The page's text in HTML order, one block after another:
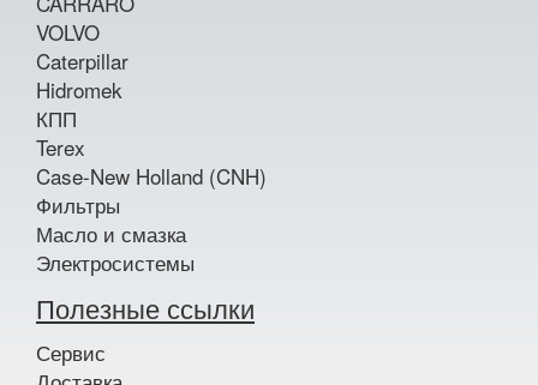
VOLVO
Caterpillar
Hidromek
КПП
Terex
Case-New Holland (CNH)
Фильтры
Масло и смазка
Электросистемы
Полезные ссылки
Сервис